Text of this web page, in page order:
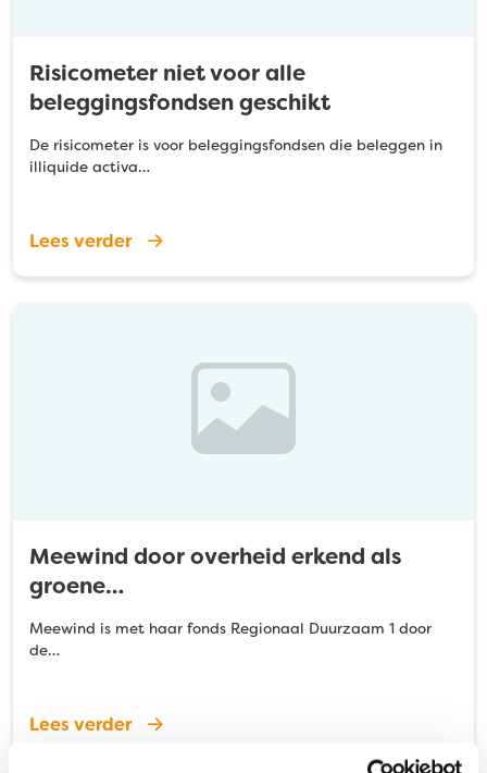
Risicometer niet voor alle
beleggingsfondsen geschikt
De risicometer is voor beleggingsfondsen die beleggen in
illiquide activa…
Lees verder
Meewind door overheid erkend als
groene…
Meewind is met haar fonds Regionaal Duurzaam 1 door
de…
Lees verder